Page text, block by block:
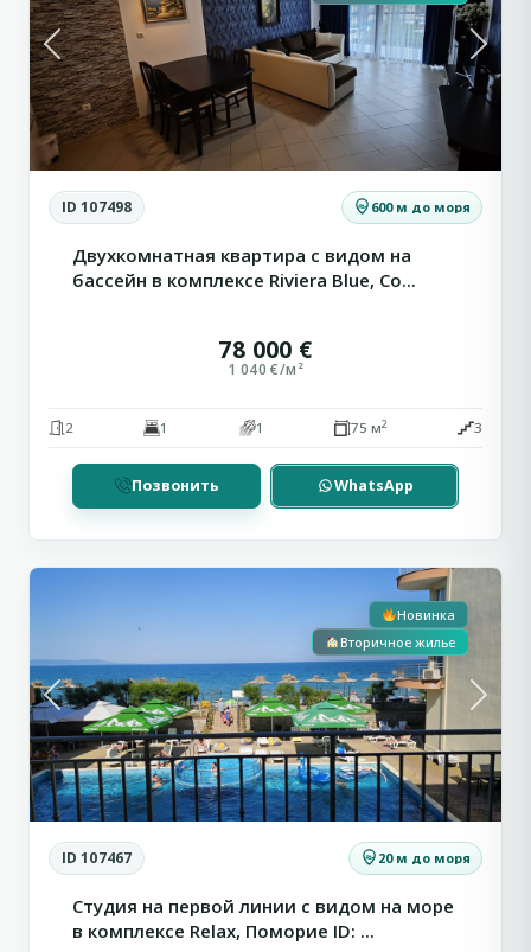
Previous Next
ID 107498 600 м до моря
Двухкомнатная квартира с видом на
бассейн в комплексе Riviera Blue, Со...
78 000 €
1 040 €/м²
2 1 1 75 м2 3
Позвонить WhatsApp
Поморие
Previous Next
Новинка
Вторичное жилье
Первая линия
ID 107467 20 м до моря
Студия на первой линии с видом на море
в комплексе Relax, Поморие ID: ...